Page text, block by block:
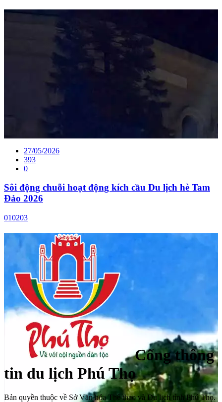
27/05/2026
393
0
Sôi động chuỗi hoạt động kích cầu Du lịch hè Tam
Đảo 2026
010203
Cổng thông
tin du lịch Phú Thọ
Bản quyền thuộc về Sở Văn hóa Thể thao và Du lịch tỉnh Phú Thọ.